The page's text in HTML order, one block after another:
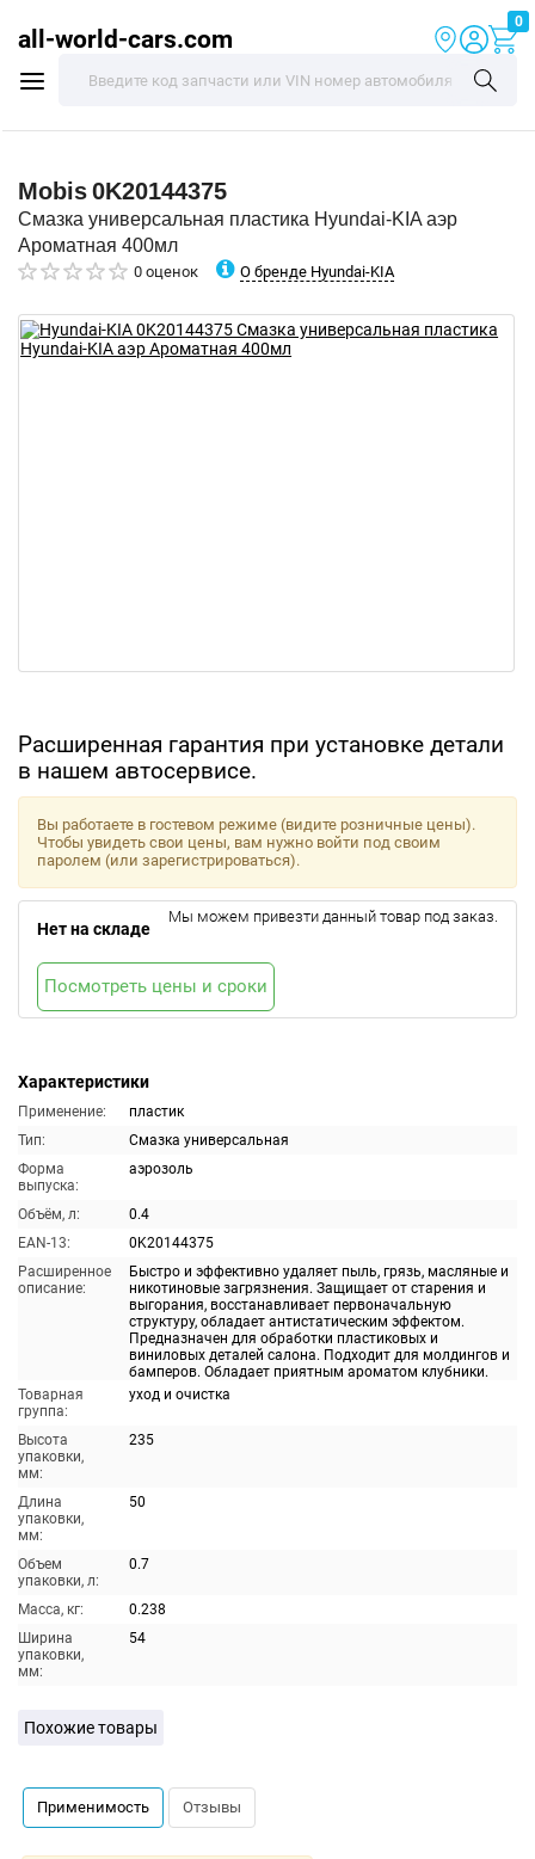
all-world-cars.com
0
Mobis0K20144375
Смазка универсальная пластика Hyundai-KIA аэр
Ароматная 400мл
0 оценок О бренде Hyundai-KIA
Расширенная гарантия при установке детали
в нашем автосервисе.
Характеристики
Применение:
пластик
Тип:
Смазка универсальная
Форма
выпуска:
аэрозоль
Объём, л:
0.4
EAN-13:
0K20144375
Расширенное
описание:
Быстро и эффективно удаляет пыль, грязь, масляные и
никотиновые загрязнения. Защищает от старения и
выгорания, восстанавливает первоначальную
структуру, обладает антистатическим эффектом.
Предназначен для обработки пластиковых и
виниловых деталей салона. Подходит для молдингов и
бамперов. Обладает приятным ароматом клубники.
Товарная
группа:
уход и очистка
Высота
упаковки,
мм:
235
Длина
упаковки,
мм:
50
Объем
упаковки, л:
0.7
Масса, кг:
0.238
Ширина
упаковки,
мм:
54
Вы работаете в гостевом режиме (видите розничные цены).
Чтобы увидеть свои цены, вам нужно войти под своим
паролем (или зарегистрироваться).
Нет на складе
Мы можем привезти данный товар под заказ.
Посмотреть цены и сроки
Похожие товары
Применимость Отзывы